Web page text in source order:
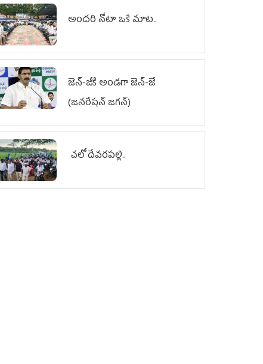
అందరి నోటా ఒకే మాట..
జెన్‌-జీకి అండగా జెన్‌-జే
(జనరేషన్ జగన్)
చలో దేవరపల్లి..